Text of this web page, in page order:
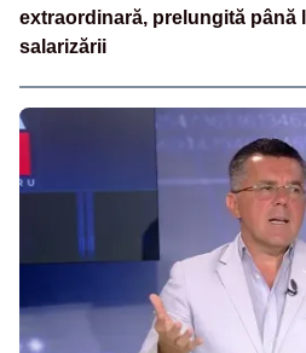
extraordinară, prelungită până
salarizării